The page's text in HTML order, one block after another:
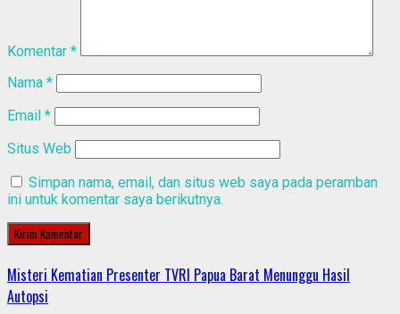
Komentar *
Nama *
Email *
Situs Web
Simpan nama, email, dan situs web saya pada peramban
ini untuk komentar saya berikutnya.
Misteri Kematian Presenter TVRI Papua Barat Menunggu Hasil
Autopsi